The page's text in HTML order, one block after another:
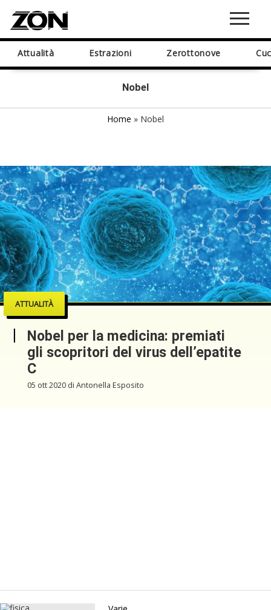
Attualità Estrazioni Zerottonove
Nobel
Home » Nobel
ATTUALITÀ
Nobel per la medicina: premiati
gli scopritori del virus dell’epatite
C
05 ott 2020 di Antonella Esposito